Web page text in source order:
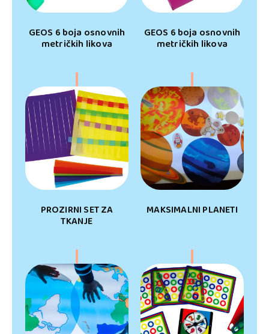
GEOS 6 boja osnovnih
metričkih likova
GEOS 6 boja osnovnih
metričkih likova
PROZIRNI SET ZA
TKANJE
MAKSIMALNI PLANETI